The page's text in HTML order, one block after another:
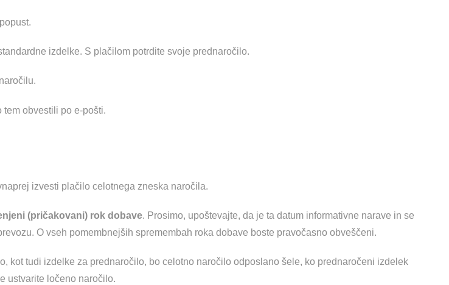
izdelke. S plačilom potrdite svoje prednaročilo.
tem obvestili po e-pošti.
izvesti plačilo celotnega zneska naročila.
(pričakovani) rok dobave. Prosimo, upoštevajte, da je ta datum informativne narave in se
O vseh pomembnejših spremembah roka dobave boste pravočasno obveščeni.
kot tudi izdelke za prednaročilo, bo celotno naročilo odposlano šele, ko prednaročeni izdelek
ustvarite ločeno naročilo.